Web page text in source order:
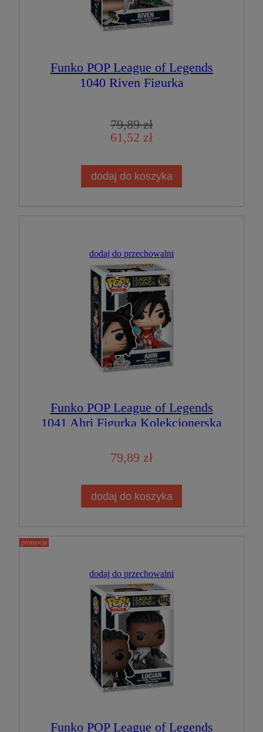
Funko POP League of Legends
1040 Riven Figurka
79,89 zł
61,52 zł
dodaj do koszyka
dodaj do przechowalni
Funko POP League of Legends
1041 Ahri Figurka Kolekcjonerska
79,89 zł
dodaj do koszyka
dodaj do przechowalni
Funko POP League of Legends
promocja